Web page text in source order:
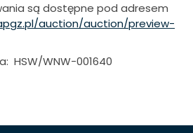
są dostępne pod adresem
auction/auction/preview-
HSW/WNW-001640